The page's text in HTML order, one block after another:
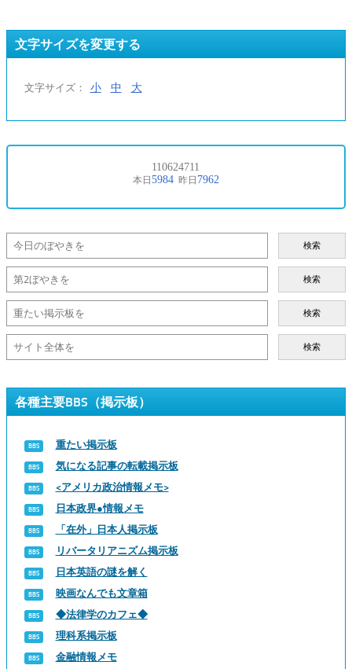
文字サイズを変更する
文字サイズ： 小 中 大
検索
検索
検索
検索
各種主要BBS（掲示板）
重たい掲示板
気になる記事の転載掲示板
<アメリカ政治情報メモ>
日本政界●情報メモ
「在外」日本人掲示板
リバータリアニズム掲示板
日本英語の謎を解く
映画なんでも文章箱
◆法律学のカフェ◆
理科系掲示板
金融情報メモ